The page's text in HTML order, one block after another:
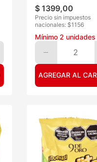
$ 1399,00
Precio sin impuestos
nacionales: $1156
Mínimo 2 unidades
2
AGREGAR AL